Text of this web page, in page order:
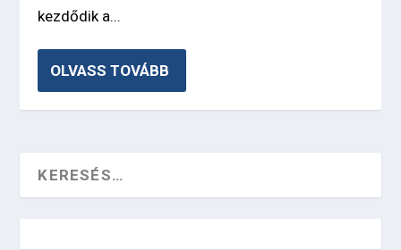
kezdődik a...
OLVASS TOVÁBB